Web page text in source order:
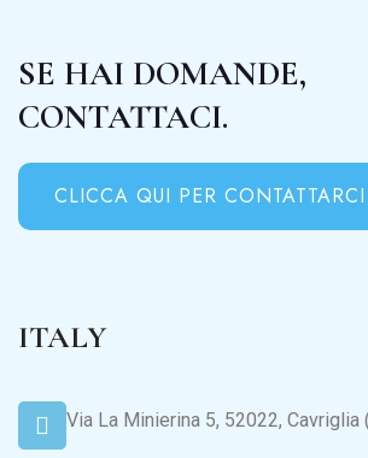
SE HAI DOMANDE,
CONTATTACI.
CLICCA QUI PER CONTATTARCI
ITALY
Via La Minierina 5, 52022, Cavriglia